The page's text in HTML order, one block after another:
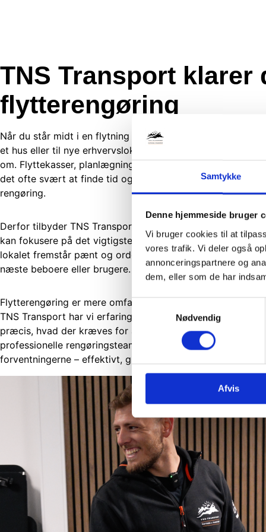
Samtykke
Denne hjemmeside bruger
Vi bruger cookies til at
vores trafik. Vi deler også
annonceringspartnere og
dem, eller som de har
Samtykkevalg
Nødvendig
Afvis
TNS Transport klarer
flytterengøring
Når du står midt i en flytning – hvad enten det er fra en
et hus eller til nye erhvervslokaler – er der rigeligt at tage
om. Flyttekasser, planlægning og hverdagens mange
det ofte svært at finde tid og energi til også at stå for en
rengøring.
Derfor tilbyder TNS Transport at stå for din flytterengøring,
kan fokusere på det vigtigste. Vi sørger for, at boligen eller
lokalet fremstår pænt og ordentligt ved overdragelse –
næste beboere eller brugere.
Flytterengøring er mere omfattende end almindelig
TNS Transport har vi erfaring med hele flytteprocessen –
præcis, hvad der kræves for at afslutte den korrekt. Med
professionelle rengøringsteam sikrer vi et resultat, der
forventningerne – effektivt, grundigt og til tiden.